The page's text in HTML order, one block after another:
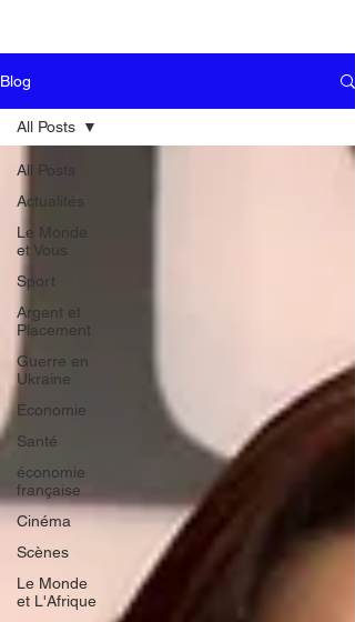
Blog
All Posts
Actualités
Le Monde
et Vous
Sport
Argent et
Placement
Guerre en
Ukraine
Economie
Santé
économie
française
Cinéma
Scènes
Le Monde
et L'Afrique
All Posts